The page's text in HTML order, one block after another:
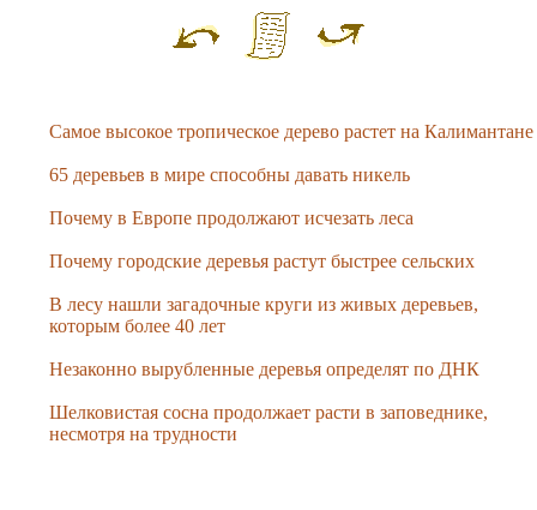
Самое высокое тропическое дерево растет на Калимантане
65 деревьев в мире способны давать никель
Почему в Европе продолжают исчезать леса
Почему городские деревья растут быстрее сельских
В лесу нашли загадочные круги из живых деревьев,
которым более 40 лет
Незаконно вырубленные деревья определят по ДНК
Шелковистая сосна продолжает расти в заповеднике,
несмотря на трудности